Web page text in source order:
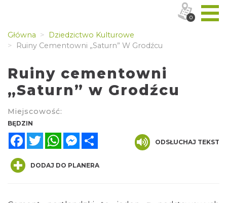
Główna
Dziedzictwo Kulturowe
Ruiny Cementowni „Saturn” W Grodźcu
Ruiny cementowni
„Saturn” w Grodźcu
Miejscowość:
BĘDZIN
FacebookTwitterWhatsAppMessenger
ODSŁUCHAJ TEKST
DODAJ DO PLANERA
0